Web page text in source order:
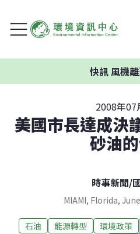
快訊風機離
2008年07
美國市長達成決
砂油
時事新聞/
MIAMI, Florida,
石油 能源轉型 環境政策